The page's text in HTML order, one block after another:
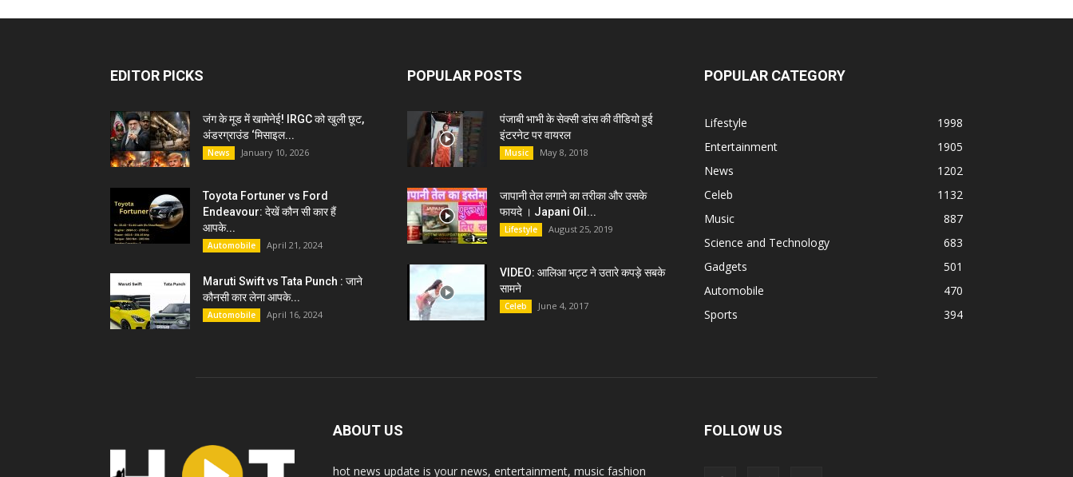
EDITOR PICKS
जंग के मूड में खामेनेई! IRGC को खुली छूट,
अंडरग्राउंड ‘मिसाइल...
News January 10, 2026
Toyota Fortuner vs Ford
Endeavour: देखें कौन सी कार हैं
आपके...
Automobile April 21, 2024
Maruti Swift vs Tata Punch : जाने
कौनसी कार लेना आपके...
Automobile April 16, 2024
POPULAR POSTS
पंजाबी भाभी के सेक्सी डांस की वीडियो हुई
इंटरनेट पर वायरल
Music May 8, 2018
जापानी तेल लगाने का तरीका और उसके
फायदे । Japani Oil...
Lifestyle August 25, 2019
VIDEO: आलिआ भट्ट ने उतारे कपड़े सबके
सामने
Celeb June 4, 2017
POPULAR CATEGORY
Lifestyle
1998
Entertainment
1905
News
1202
Celeb
1132
Music
887
Science and Technology
683
Gadgets
501
Automobile
470
Sports
394
ABOUT US
hot news update is your news, entertainment, music fashion
FOLLOW US